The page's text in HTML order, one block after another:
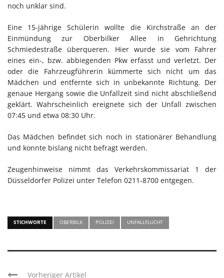
noch unklar sind.
Eine 15-jährige Schülerin wollte die Kirchstraße an der
Einmündung zur Oberbilker Allee in Gehrichtung
Schmiedestraße überqueren. Hier wurde sie vom Fahrer
eines ein-, bzw. abbiegenden Pkw erfasst und verletzt. Der
oder die Fahrzeugführerin kümmerte sich nicht um das
Mädchen und entfernte sich in unbekannte Richtung. Der
genaue Hergang sowie die Unfallzeit sind nicht abschließend
geklärt. Wahrscheinlich ereignete sich der Unfall zwischen
07:45 und etwa 08:30 Uhr.
Das Mädchen befindet sich noch in stationärer Behandlung
und konnte bislang nicht befragt werden.
Zeugenhinweise nimmt das Verkehrskommissariat 1 der
Düsseldorfer Polizei unter Telefon 0211-8700 entgegen.
STICHWORTE OBERBILK POLIZEI UNFALLFLUCHT
Vorheriger Artikel